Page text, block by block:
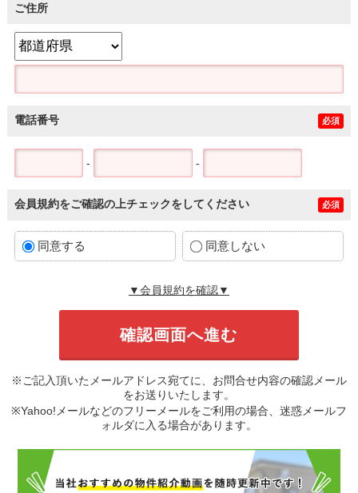
ご住所
電話番号 必須
- -
会員規約をご確認の上チェックをしてください 必須
同意する 同意しない
▼会員規約を確認▼
※ご記入頂いたメールアドレス宛てに、お問合せ内容の確認メール
をお送りいたします。
※Yahoo!メールなどのフリーメールをご利用の場合、迷惑メールフ
ォルダに入る場合があります。